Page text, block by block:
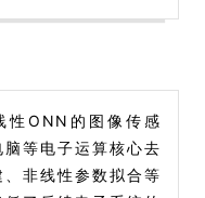
ONN的图像传感
等电子运算核心去
非线性参数拟合等